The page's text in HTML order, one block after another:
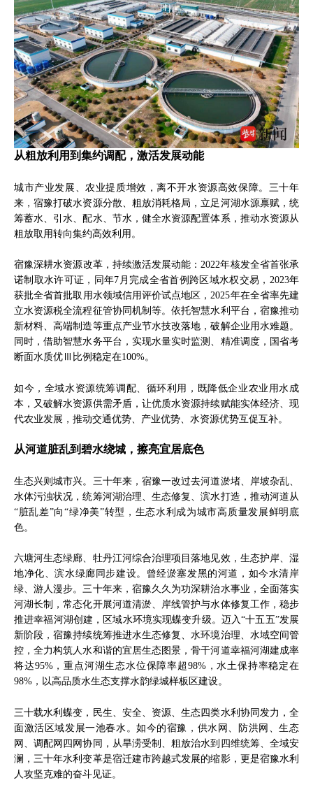
从粗放利用到集约调配，激活发展动能
城市产业发展、农业提质增效，离不开水资源高效保障。三十年
来，宿豫打破水资源分散、粗放消耗格局，立足河湖水源禀赋，统
筹蓄水、引水、配水、节水，健全水资源配置体系，推动水资源从
粗放取用转向集约高效利用。
宿豫深耕水资源改革，持续激活发展动能：2022年核发全省首张承
诺制取水许可证，同年7月完成全省首例跨区域水权交易，2023年
获批全省首批取用水领域信用评价试点地区，2025年在全省率先建
立水资源税全流程征管协同机制等。依托智慧水利平台，宿豫推动
新材料、高端制造等重点产业节水技改落地，破解企业用水难题。
同时，借助智慧水务平台，实现水量实时监测、精准调度，国省考
断面水质优Ⅲ比例稳定在100%。
如今，全域水资源统筹调配、循环利用，既降低企业农业用水成
本，又破解水资源供需矛盾，让优质水资源持续赋能实体经济、现
代农业发展，推动交通优势、产业优势、水资源优势互促互补。
从河道脏乱到碧水绕城，擦亮宜居底色
生态兴则城市兴。三十年来，宿豫一改过去河道淤堵、岸坡杂乱、
水体污浊状况，统筹河湖治理、生态修复、滨水打造，推动河道从
“脏乱差”向“绿净美”转型，生态水利成为城市高质量发展鲜明底
色。
六塘河生态绿廊、牡丹江河综合治理项目落地见效，生态护岸、湿
地净化、滨水绿廊同步建设。曾经淤塞发黑的河道，如今水清岸
绿、游人漫步。三十年来，宿豫久久为功深耕治水事业，全面落实
河湖长制，常态化开展河道清淤、岸线管护与水体修复工作，稳步
推进幸福河湖创建，区域水环境实现蝶变升级。迈入“十五五”发展
新阶段，宿豫持续统筹推进水生态修复、水环境治理、水域空间管
控，全力构筑人水和谐的宜居生态图景，骨干河道幸福河湖建成率
将达95%，重点河湖生态水位保障率超98%，水土保持率稳定在
98%，以高品质水生态支撑水韵绿城样板区建设。
三十载水利蝶变，民生、安全、资源、生态四类水利协同发力，全
面激活区域发展一池春水。如今的宿豫，供水网、防洪网、生态
网、调配网四网协同，从旱涝受制、粗放治水到四维统筹、全域安
澜，三十年水利变革是宿迁建市跨越式发展的缩影，更是宿豫水利
人攻坚克难的奋斗见证。